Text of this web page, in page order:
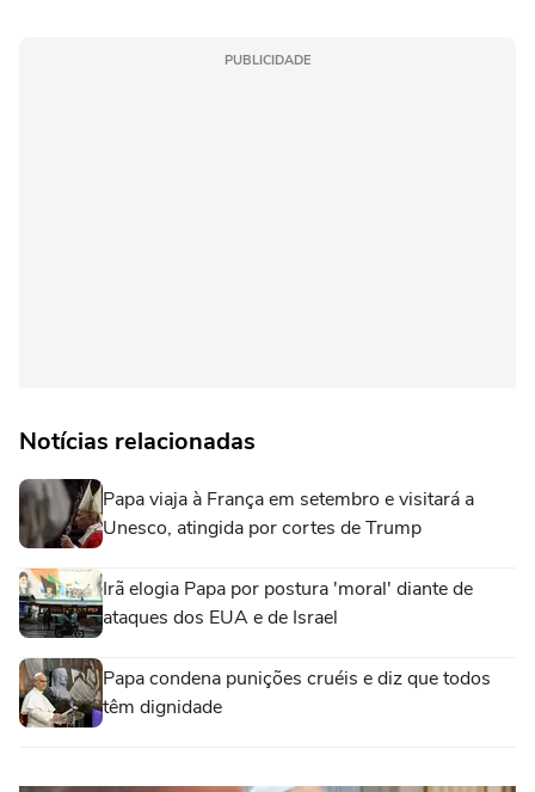
PUBLICIDADE
Notícias relacionadas
Papa viaja à França em setembro e visitará a
Unesco, atingida por cortes de Trump
Irã elogia Papa por postura 'moral' diante de
ataques dos EUA e de Israel
Papa condena punições cruéis e diz que todos
têm dignidade